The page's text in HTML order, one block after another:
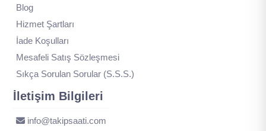
Blog
Hizmet Şartları
İade Koşulları
Mesafeli Satış Sözleşmesi
Sıkça Sorulan Sorular (S.S.S.)
İletişim Bilgileri
info@takipsaati.com